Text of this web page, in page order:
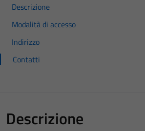
Descrizione
Modalità di accesso
Indirizzo
Contatti
Descrizione